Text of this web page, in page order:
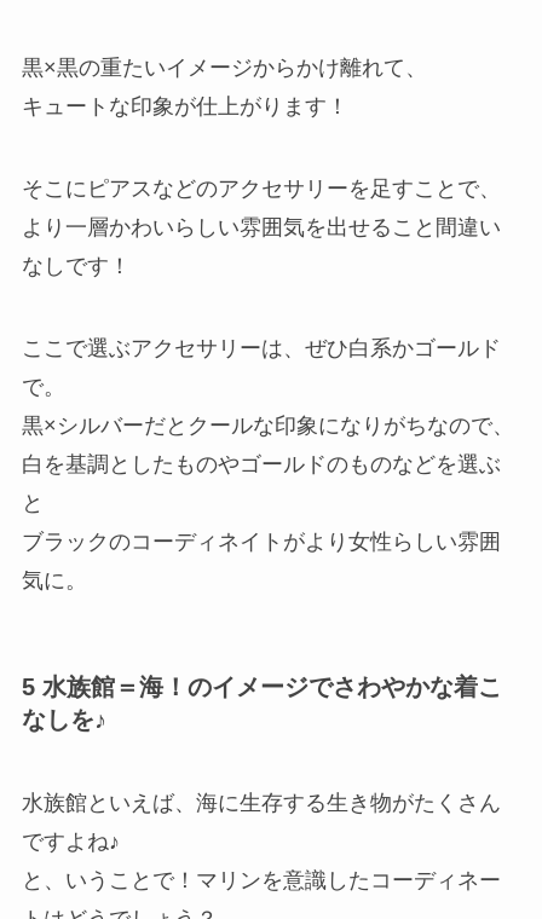
黒×黒の重たいイメージからかけ離れて、
キュートな印象が仕上がります！
そこにピアスなどのアクセサリーを足すことで、
より一層かわいらしい雰囲気を出せること間違い
なしです！
ここで選ぶアクセサリーは、ぜひ白系かゴールド
で。
黒×シルバーだとクールな印象になりがちなので、
白を基調としたものやゴールドのものなどを選ぶ
と
ブラックのコーディネイトがより女性らしい雰囲
気に。
5 水族館＝海！のイメージでさわやかな着こ
なしを♪
水族館といえば、海に生存する生き物がたくさん
ですよね♪
と、いうことで！マリンを意識したコーディネー